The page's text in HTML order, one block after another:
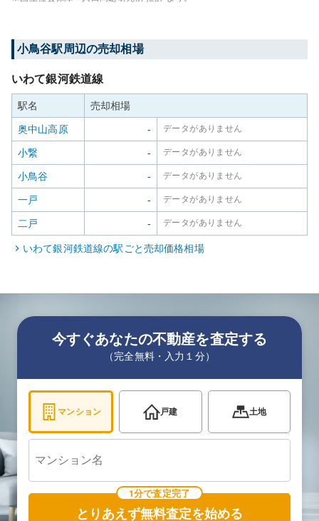
小鳥谷駅周辺の売却相場
いわて銀河鉄道線
駅名 売却相場
奥中山高原 - データがありません
小繋 - データがありません
小鳥谷 - データがありません
一戸 - データがありません
二戸 - データがありません
いわて銀河鉄道線の駅ごと売却価格相場
今すぐあなたの不動産を査定する
（完全無料・入力１分）
マンション 戸建 土地
1分で査定完了
とりあえず無料査定を始める